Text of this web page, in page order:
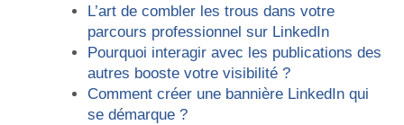
L’art de combler les trous dans votre
parcours professionnel sur LinkedIn
Pourquoi interagir avec les publications des
autres booste votre visibilité ?
Comment créer une bannière LinkedIn qui
se démarque ?